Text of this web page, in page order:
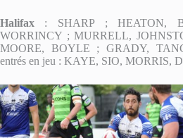
Halifax : SHARP ; HEATON,
WORRINCY ; MURRELL,
MOORE, BOYLE ; GRADY,
entrés en jeu : KAYE, SIO, MORRIS,